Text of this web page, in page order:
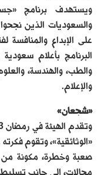
ويستهدف برنامج
والسعوديات الذين
على الإبداع والمنافسة
البرنامج بأعلام
والطب، والهندسة،
والإعلام.
«شجعان»
«الوثائقية»، وتقوم
صعبة وخطرة، مكونة
مجالات، إلى جانب